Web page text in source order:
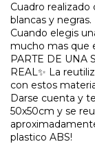
Cuadro
blancas y
Cuando elegis
mucho mas que
PARTE DE UNA
REAL✨ La
con estos
Darse cuenta y
50x50cm y se
plastico ABS!